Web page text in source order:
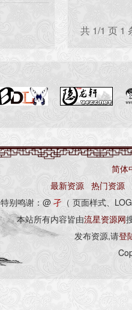
共 1/1 页 1
简体
最新资源 热门资源
特别鸣谢：@ 孑 （ 页面样式、
本站所有内容皆由流星资源网
发布资源,请登